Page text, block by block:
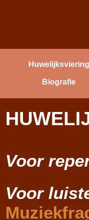
Huwelijksviering
Biografie
Voor
Voor